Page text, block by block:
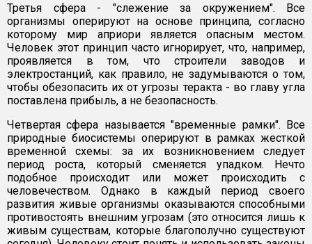
Третья сфера - "слежение за окружением". Все
организмы оперируют на основе принципа, согласно
которому мир априори является опасным местом.
Человек этот принцип часто игнорирует, что, например,
проявляется в том, что строители заводов и
электростанций, как правило, не задумываются о том,
чтобы обезопасить их от угрозы теракта - во главу угла
поставлена прибыль, а не безопасность.
Четвертая сфера называется "временные рамки". Все
природные биосистемы оперируют в рамках жесткой
временной схемы: за их возникновением следует
период роста, который сменяется упадком. Нечто
подобное происходит или может происходить с
человечеством. Однако в каждый период своего
развития живые организмы оказываются способными
противостоять внешним угрозам (это относится лишь к
живым существам, которые благополучно существуют